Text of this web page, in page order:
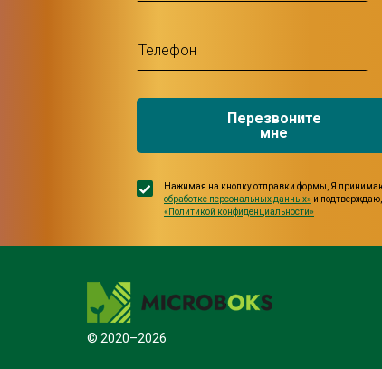
Перезвоните
мне
Нажимая на кнопку отправки формы, Я
обработке персональных данных» и
«Политикой конфиденциальности»
© 2020–2026